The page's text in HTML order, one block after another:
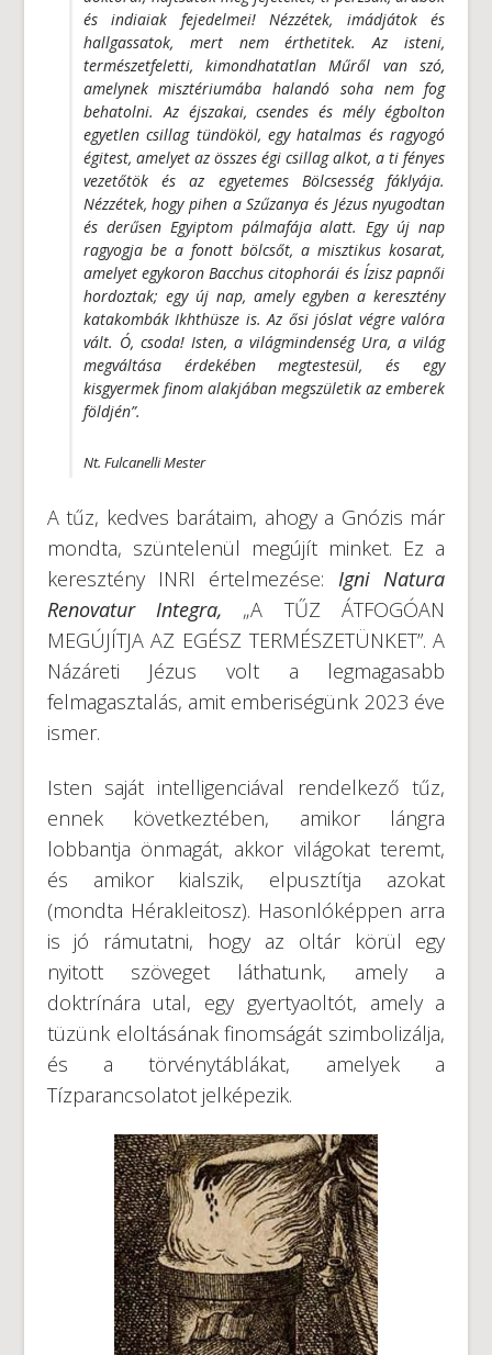
és indiaiak fejedelmei! Nézzétek, imádjátok és
hallgassatok, mert nem érthetitek. Az isteni,
természetfeletti, kimondhatatlan Műről van szó,
amelynek misztériumába halandó soha nem fog
behatolni. Az éjszakai, csendes és mély égbolton
egyetlen csillag tündököl, egy hatalmas és ragyogó
égitest, amelyet az összes égi csillag alkot, a ti fényes
vezetőtök és az egyetemes Bölcsesség fáklyája.
Nézzétek, hogy pihen a Szűzanya és Jézus nyugodtan
és derűsen Egyiptom pálmafája alatt. Egy új nap
ragyogja be a fonott bölcsőt, a misztikus kosarat,
amelyet egykoron Bacchus citophorái és Ízisz papnői
hordoztak; egy új nap, amely egyben a keresztény
katakombák Ikhthüsze is. Az ősi jóslat végre valóra
vált. Ó, csoda! Isten, a világmindenség Ura, a világ
megváltása érdekében megtestesül, és egy
kisgyermek finom alakjában megszületik az emberek
földjén”.
Nt. Fulcanelli Mester
A tűz, kedves barátaim, ahogy a Gnózis már
mondta, szüntelenül megújít minket. Ez a
keresztény INRI értelmezése: Igni Natura
Renovatur Integra, „A TŰZ ÁTFOGÓAN
MEGÚJÍTJA AZ EGÉSZ TERMÉSZETÜNKET”. A
Názáreti Jézus volt a legmagasabb
felmagasztalás, amit emberiségünk 2023 éve
ismer.
Isten saját intelligenciával rendelkező tűz,
ennek következtében, amikor lángra
lobbantja önmagát, akkor világokat teremt,
és amikor kialszik, elpusztítja azokat
(mondta Hérakleitosz). Hasonlóképpen arra
is jó rámutatni, hogy az oltár körül egy
nyitott szöveget láthatunk, amely a
doktrínára utal, egy gyertyaoltót, amely a
tüzünk eloltásának finomságát szimbolizálja,
és a törvénytáblákat, amelyek a
Tízparancsolatot jelképezik.